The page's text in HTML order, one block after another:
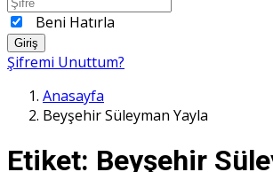
Beni Hatırla
Giriş
Şifremi Unuttum?
Anasayfa
Beyşehir Süleyman Yayla
Etiket: Beyşehir